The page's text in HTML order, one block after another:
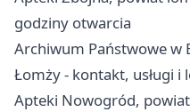
godziny otwarcia
Archiwum Państwowe w
Łomży - kontakt, usługi i
Apteki Nowogród, powiat